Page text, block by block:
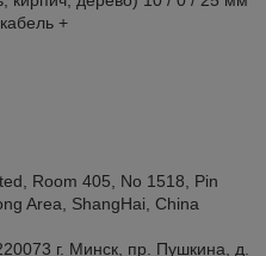
+
Room 405, No 1518, Pin
Area, ShangHai, China
г. Минск, пр. Пушкина, д.